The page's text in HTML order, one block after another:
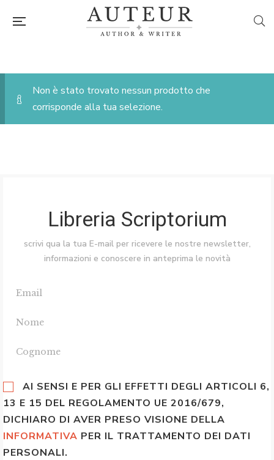
Non è stato trovato nessun prodotto che
corrisponde alla tua selezione.
Libreria Scriptorium
scrivi qua la tua E-mail per ricevere le nostre newsletter,
informazioni e conoscere in anteprima le novità
AI SENSI E PER GLI EFFETTI DEGLI ARTICOLI 6,
13 E 15 DEL REGOLAMENTO UE 2016/679,
DICHIARO DI AVER PRESO VISIONE DELLA
INFORMATIVA PER IL TRATTAMENTO DEI DATI
PERSONALI.